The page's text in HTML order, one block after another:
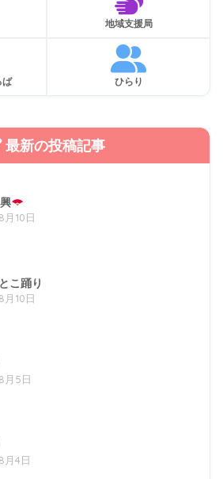
地域支援局
ば ひらり
最新の投稿記事
月10日
こ踊り
月10日
月5日
月4日